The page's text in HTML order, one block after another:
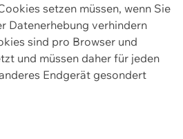
setzen müssen, wenn Sie
Datenerhebung verhindern
sind pro Browser und
und müssen daher für jeden
Endgerät gesondert